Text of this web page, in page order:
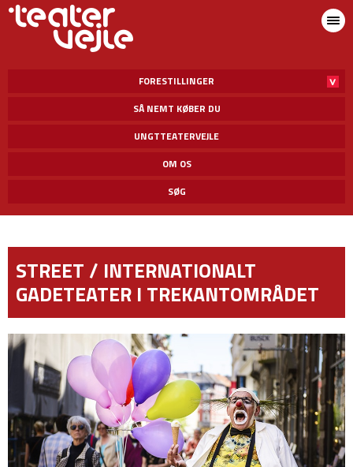
FORESTILLINGER
SÅ NEMT KØBER DU
UNGTTEATERVEJLE
OM OS
SØG
STREET / INTERNATIONALT
GADETEATER I TREKANTOMRÅDET